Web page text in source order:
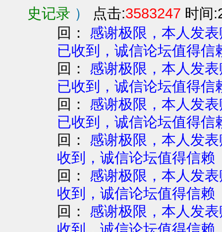
史记录 ） 点击:3583247 时间
回： 感谢极限，本人发
已收到，诚信论坛值得信
回： 感谢极限，本人发
已收到，诚信论坛值得信
回： 感谢极限，本人发
已收到，诚信论坛值得信
回： 感谢极限，本人发
收到，诚信论坛值得信赖
回： 感谢极限，本人发
收到，诚信论坛值得信赖
回： 感谢极限，本人发